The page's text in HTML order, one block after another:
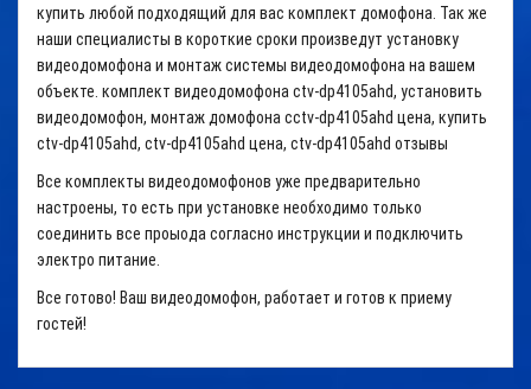
купить любой подходящий для вас комплект домофона. Так же
наши специалисты в короткие сроки произведут установку
видеодомофона и монтаж системы видеодомофона на вашем
объекте. комплект видеодомофона ctv-dp4105ahd, установить
видеодомофон, монтаж домофона cctv-dp4105ahd цена, купить
ctv-dp4105ahd, ctv-dp4105ahd цена, ctv-dp4105ahd отзывы
Все комплекты видеодомофонов уже предварительно
настроены, то есть при установке необходимо только
соединить все проыода согласно инструкции и подключить
электро питание.
Все готово! Ваш видеодомофон, работает и готов к приему
гостей!